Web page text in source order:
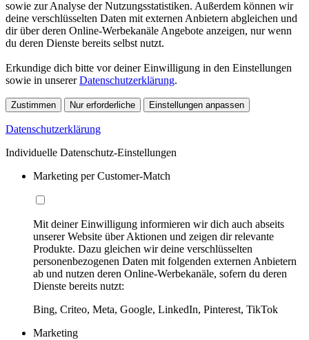
sowie zur Analyse der Nutzungsstatistiken. Außerdem können wir
deine verschlüsselten Daten mit externen Anbietern abgleichen und
dir über deren Online-Werbekanäle Angebote anzeigen, nur wenn
du deren Dienste bereits selbst nutzt.
Erkundige dich bitte vor deiner Einwilligung in den Einstellungen
sowie in unsererDatenschutzerklärung.
Zustimmen Nur erforderliche Einstellungen anpassen
Datenschutzerklärung
Individuelle Datenschutz-Einstellungen
Marketing per Customer-Match
Mit deiner Einwilligung informieren wir dich auch abseits
unserer Website über Aktionen und zeigen dir relevante
Produkte. Dazu gleichen wir deine verschlüsselten
personenbezogenen Daten mit folgenden externen Anbietern
ab und nutzen deren Online-Werbekanäle, sofern du deren
Dienste bereits nutzt:
Bing, Criteo, Meta, Google, LinkedIn, Pinterest, TikTok
Marketing